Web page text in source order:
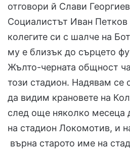
отговори й Слави
Социалистът Иван Петков
колегите си с шалче на
му е близък до сърцето
Жълто-черната общност
този стадион. Надявам се
да видим крановете на
след още няколко месеца
на стадион Локомотив, и
върна старото име на